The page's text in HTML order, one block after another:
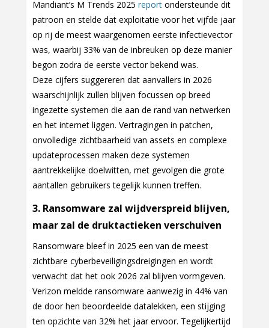
Mandiant’s M Trends 2025 report ondersteunde dit
patroon en stelde dat exploitatie voor het vijfde jaar
op rij de meest waargenomen eerste infectievector
was, waarbij 33% van de inbreuken op deze manier
begon zodra de eerste vector bekend was.
Deze cijfers suggereren dat aanvallers in 2026
waarschijnlijk zullen blijven focussen op breed
ingezette systemen die aan de rand van netwerken
en het internet liggen. Vertragingen in patchen,
onvolledige zichtbaarheid van assets en complexe
updateprocessen maken deze systemen
aantrekkelijke doelwitten, met gevolgen die grote
aantallen gebruikers tegelijk kunnen treffen.
3. Ransomware zal wijdverspreid blijven,
maar zal de druktactieken verschuiven
Ransomware bleef in 2025 een van de meest
zichtbare cyberbeveiligingsdreigingen en wordt
verwacht dat het ook 2026 zal blijven vormgeven.
Verizon meldde ransomware aanwezig in 44% van
de door hen beoordeelde datalekken, een stijging
ten opzichte van 32% het jaar ervoor. Tegelijkertijd